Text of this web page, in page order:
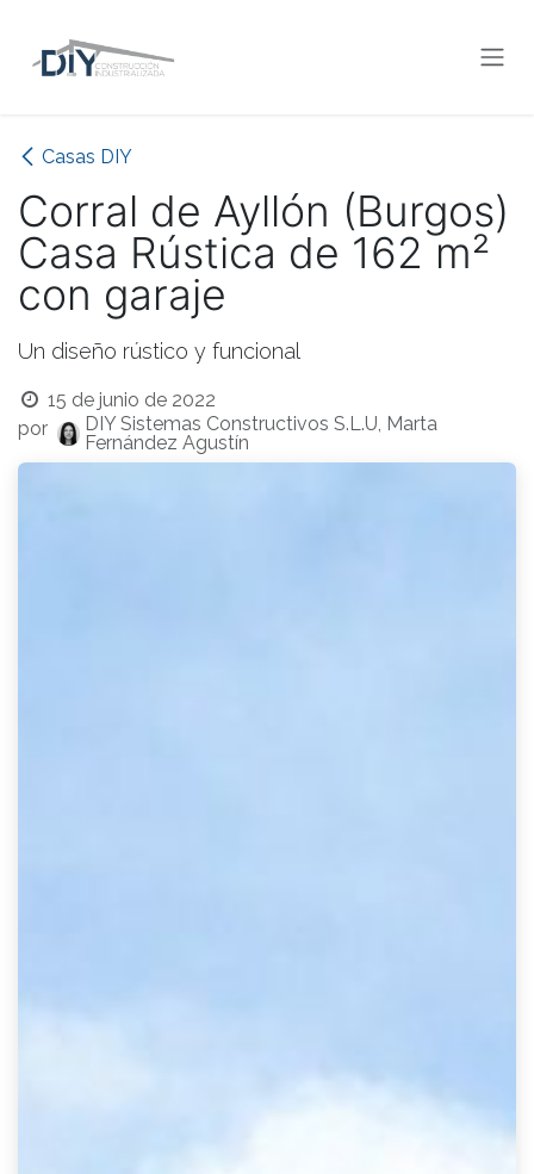
Casas DIY
Corral de Ayllón (Burgos)
Casa Rústica de 162 m²
con garaje
Un diseño rústico y funcional
15 de junio de 2022
por
DIY Sistemas Constructivos S.L.U, Marta
Fernández Agustín